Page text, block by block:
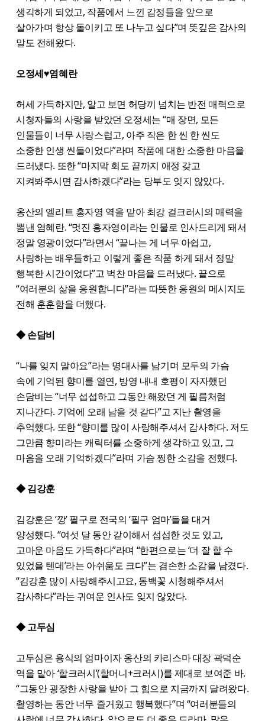
생각하게 되었고, 작품에서 느낀 감정들을 앞으로
살아가며 항상 돌이키고 또 나누고 싶다”며 뜻깊은 감사의
말도 전해왔다.
오정세♥염혜란
허세 가득하지만, 알고 보면 허당끼 넘치는 반전 매력으로
시청자들의 사랑을 받았던 오정세는 “매 장면, 모든
인물들이 너무 사랑스럽고, 아주 작은 한 씬 한 씬도
소중한 인생 씬들이었다”라며 작품에 대한 소중한 마음을
드러냈다. 또한 “마지막 회도 끝까지 애정 갖고
지켜봐주시면 감사하겠다”라는 당부도 잊지 않았다.
옹산의 엘리트 홍자영 역을 맡아 최강 걸크러시의 매력을
뽐낸 염혜란. “멋진 홍자영이라는 인물로 인사드리게 돼서
정말 영광이었다”라면서 “끝나는 게 너무 아쉽고,
사랑하는 배우들하고 이렇게 좋은 작품 하게 돼서 정말
행복한 시간이었다”고 벅찬 마음을 드러냈다. 끝으로
“여러분의 삶을 응원합니다”라는 따뜻한 응원의 메시지도
전해 훈훈함을 더했다.
◆ 손담비
“나를 잊지 말아요”라는 명대사를 남기며 모두의 가슴
속에 기억된 향미를 열연, 방영 내내 호평이 자자했던
손담비는 “너무 섭섭하고 그동안 해왔던 게 필름처럼
지나간다. 기억에 오래 남을 것 같다”고 지난 촬영을
추억했다. 또한 “향미를 많이 사랑해주셔서 감사하다. 저도
그만큼 향미라는 캐릭터를 소중하게 생각하고 있고, 그
마음을 오래 기억하겠다”라며 가슴 찡한 소감을 전했다.
◆ 김강훈
김강훈은 ‘깡’ 필구로 전국의 ‘필구 엄마’들을 대거
양성했다. “여섯 달 동안 같이해서 섭섭한 것도 있고,
고마운 마음도 가득하다”라며 “한편으로는 ‘더 잘 할 수
있었을 텐데’라는 아쉬움도 크다”는 겸손한 소감을 남겼다.
“김강훈 많이 사랑해주시고요, 동백꽃 시청해주셔서
감사하다”라는 귀여운 인사도 잊지 않았다.
◆ 고두심
고두심은 용식의 엄마이자 옹산의 카리스마 대장 곽덕순
역을 맡아 ‘할크러시’(할머니+크러시)를 제대로 보여준 바.
“그동안 굉장한 사랑을 받아 그 힘으로 지금까지 달려왔다.
촬영하는 동안 너무 즐거웠고 행복했다”며 “여러분들의